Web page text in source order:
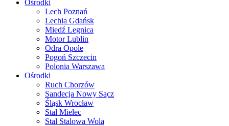
Ośrodki
Lech Poznań
Lechia Gdańsk
Miedź Legnica
Motor Lublin
Odra Opole
Pogoń Szczecin
Polonia Warszawa
Ośrodki
Ruch Chorzów
Sandecja Nowy Sącz
Śląsk Wrocław
Stal Mielec
Stal Stalowa Wola